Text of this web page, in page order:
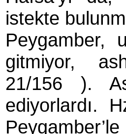
istekte
Peygamber,
gitmiyor,
21/156 ).
ediyorlardı.